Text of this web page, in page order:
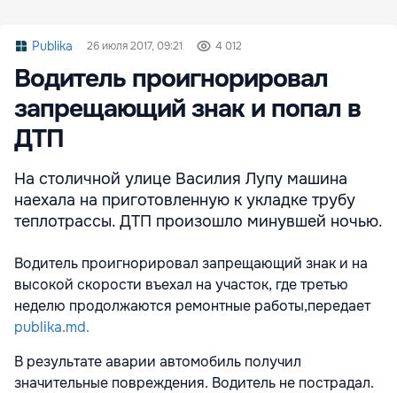
Publika 26 июля 2017, 09:21 4 012
Водитель проигнорировал
запрещающий знак и попал в
ДТП
На столичной улице Василия Лупу машина
наехала на приготовленную к укладке трубу
теплотрассы. ДТП произошло минувшей ночью.
Водитель проигнорировал запрещающий знак и на
высокой скорости въехал на участок, где третью
неделю продолжаются ремонтные работы,передает
publika.md.
В результате аварии автомобиль получил
значительные повреждения. Водитель не пострадал.